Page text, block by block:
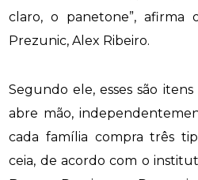
claro, o panetone”, afirma
Prezunic, Alex Ribeiro.
Segundo ele, esses são
abre mão,
cada família compra três
ceia, de acordo com o